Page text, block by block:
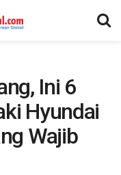
Ini 6
Hyundai
Wajib